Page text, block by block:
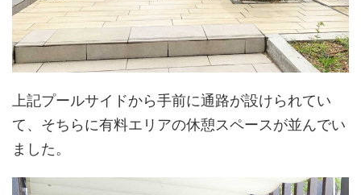
上記プールサイドから手前に通路が設けられてい
て、そちらに有料エリアの休憩スペースが並んでい
ました。